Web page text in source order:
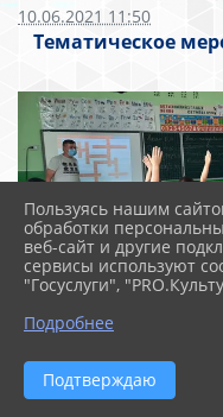
10.06.2021 11:50
Тематическое
Пользуясь нашим
обработки
веб-сайт и другие
сервисы используют
"Госуслуги",
Подробнее
Подтверждаю